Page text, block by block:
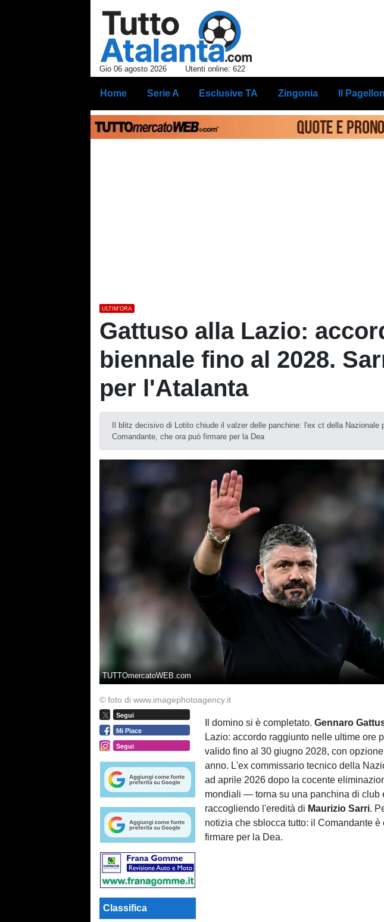
Gio 06 agosto 2026 Utenti online: 622
Home Serie A Esclusive TA Zingonia Il
ULTIM'ORA
Gattuso alla Lazio:
biennale fino al 2028.
per l'Atalanta
Il blitz decisivo di Lotito chiude il valzer delle panchine: l'ex ct della Nazionale
Comandante, che ora può firmare per la Dea
TUTTOmercatoWEB.com
© foto di www.imagephotoagency.it
Segui
Mi Piace
Segui
Classifica
Il domino si è completato.Gennaro
Lazio: accordo raggiunto nelle ultime ore
valido fino al 30 giugno 2028, con
anno. L'ex commissario tecnico della
ad aprile 2026 dopo la cocente
mondiali — torna su una panchina di club
raccogliendo l'eredità di Maurizio Sarri.
notizia che sblocca tutto: il Comandante
firmare per la Dea.